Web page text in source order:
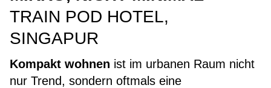
TRAIN POD HOTEL,
SINGAPUR
Kompakt wohnen ist im urbanen Raum nicht
nur Trend, sondern oftmals eine